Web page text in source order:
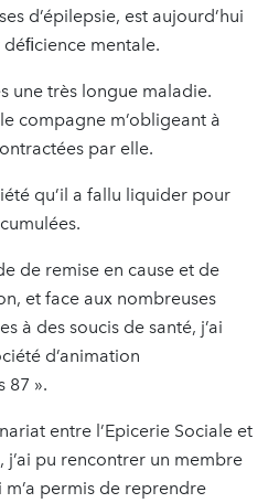
d’épilepsie, est aujourd’hui
mentale.
une très longue maladie.
compagne m’obligeant à
par elle.
qu’il a fallu liquider pour
de remise en cause et de
et face aux nombreuses
à des soucis de santé, j’ai
d’animation
87 ».
entre l’Epicerie Sociale et
j’ai pu rencontrer un membre
m’a permis de reprendre